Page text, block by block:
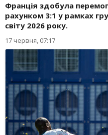
Франція здобула
рахунком 3:1 у рамках
світу 2026 року.
17 червня, 07:17